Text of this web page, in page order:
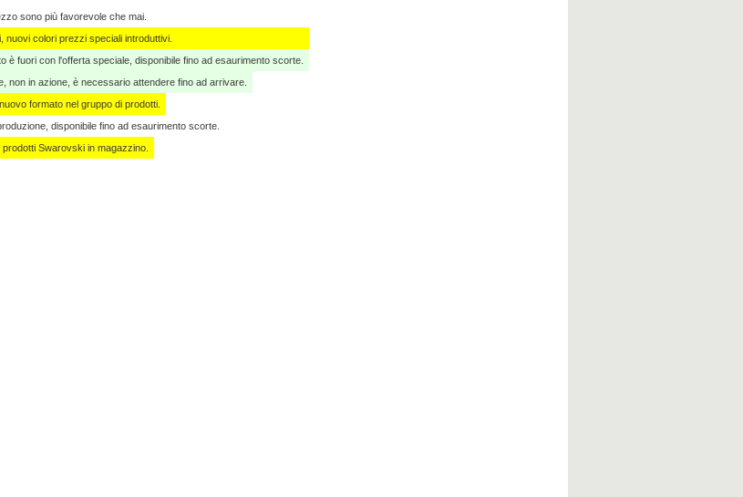
sono più favorevole che mai.
nuovi colori prezzi speciali introduttivi.
è fuori con l'offerta speciale, disponibile fino ad esaurimento scorte.
non in azione, è necessario attendere fino ad arrivare.
formato nel gruppo di prodotti.
disponibile fino ad esaurimento scorte.
Swarovski in magazzino.